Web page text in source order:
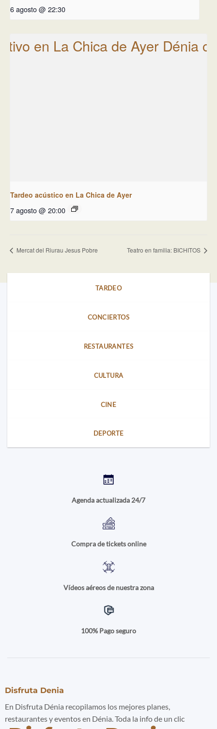
6 agosto @ 22:30
Tardeo acústico en La Chica de Ayer
7 agosto @ 20:00
Mercat del Riurau Jesus Pobre Teatro en familia: BICHITOS
TARDEO
CONCIERTOS
RESTAURANTES
CULTURA
CINE
DEPORTE
Agenda actualizada 24/7
Compra de tickets online
Vídeos aéreos de nuestra zona
100% Pago seguro
Disfruta Denia
En Disfruta Dénia recopilamos los mejores planes,
restaurantes y eventos en Dénia. Toda la info de un clic